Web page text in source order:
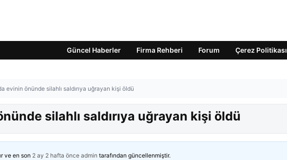
Güncel Haberler Firma Rehberi Forum Çerez Politikası
evinin önünde silahlı saldırıya uğrayan kişi öldü
silahlı saldırıya uğrayan kişi öldü
ve en son 2 ay 2 hafta önce admin tarafından güncellenmiştir.